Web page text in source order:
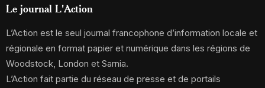
Le journal L'Action
L’Action est le seul journal francophone d’information locale et
régionale en format papier et numérique dans les régions de
Woodstock, London et Sarnia.
L’Action fait partie du réseau de presse et de portails